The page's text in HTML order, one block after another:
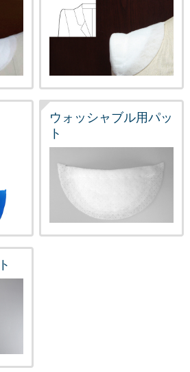
ウォッシャブル用パッ
ト